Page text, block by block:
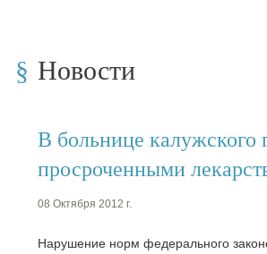
Новости
В больнице калужского
просроченными
08 Октября 2012 г.
Нарушение норм федерального